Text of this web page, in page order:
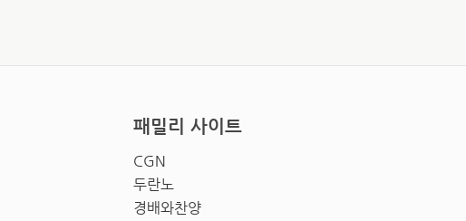
패밀리 사이트
CGN
두란노
경배와찬양